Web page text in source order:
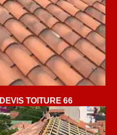
DEVIS TOITURE 66